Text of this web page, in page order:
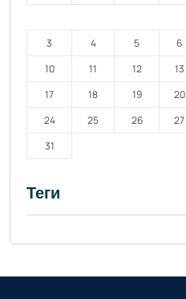
3
4 5 6
10
11 12 13
17
18 19 20
24
25 26 27
31
Теги